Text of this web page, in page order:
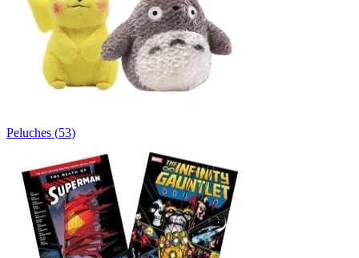
Peluches (53)